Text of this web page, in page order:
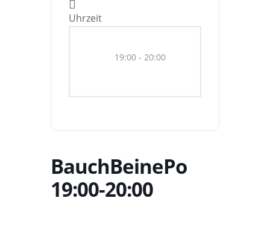
Uhrzeit
19:00 - 20:00
BauchBeinePo
19:00-20:00